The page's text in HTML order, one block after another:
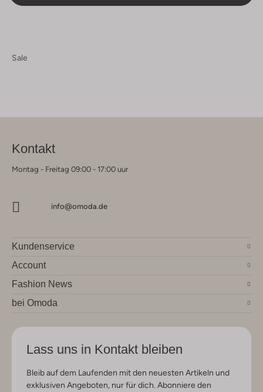
Sale
Kontakt
Montag - Freitag 09:00 - 17:00 uur
info@omoda.de
Kundenservice
Account
Fashion News
bei Omoda
Lass uns in Kontakt bleiben
Bleib auf dem Laufenden mit den neuesten Artikeln und
exklusiven Angeboten, nur für dich. Abonniere den